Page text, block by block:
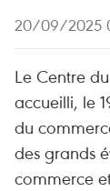
20/09/2025
Le Centre
accueilli, le
du
des grands
commerce